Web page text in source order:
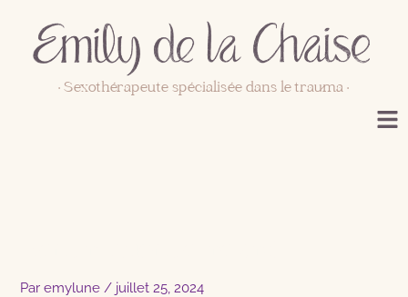
contenu
• Sexothérapeute spécialisée dans le trauma •
Paremylune / juillet 25, 2024